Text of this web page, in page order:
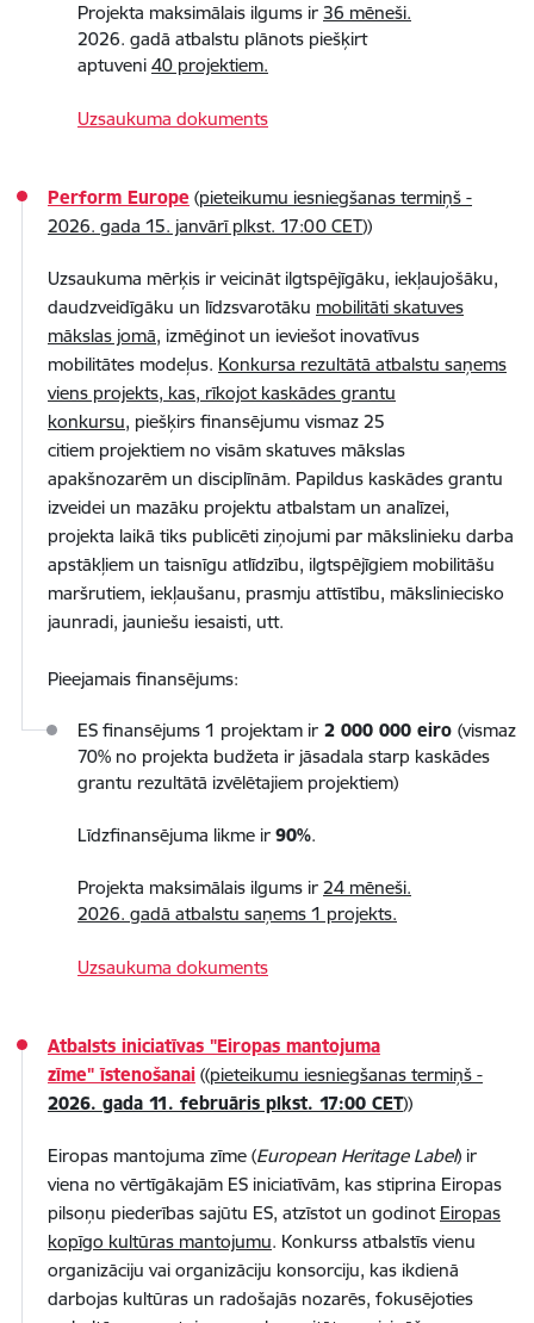
Projekta maksimālais ilgums ir 36 mēneši.
2026. gadā atbalstu plānots piešķirt
aptuveni 40 projektiem.
Uzsaukuma dokuments
Perform Europe (pieteikumu iesniegšanas termiņš -
2026. gada 15. janvārī plkst. 17:00 CET))
Uzsaukuma mērķis ir veicināt ilgtspējīgāku, iekļaujošāku,
daudzveidīgāku un līdzsvarotāku mobilitāti skatuves
mākslas jomā, izmēģinot un ieviešot inovatīvus
mobilitātes modeļus. Konkursa rezultātā atbalstu saņems
viens projekts, kas, rīkojot kaskādes grantu
konkursu, piešķirs finansējumu vismaz 25
citiem projektiem no visām skatuves mākslas
apakšnozarēm un disciplīnām. Papildus kaskādes grantu
izveidei un mazāku projektu atbalstam un analīzei,
projekta laikā tiks publicēti ziņojumi par mākslinieku darba
apstākļiem un taisnīgu atlīdzību, ilgtspējīgiem mobilitāšu
maršrutiem, iekļaušanu, prasmju attīstību, māksliniecisko
jaunradi, jauniešu iesaisti, utt.
Pieejamais finansējums:
ES finansējums 1 projektam ir 2 000 000 eiro (vismaz
70% no projekta budžeta ir jāsadala starp kaskādes
grantu rezultātā izvēlētajiem projektiem)
Līdzfinansējuma likme ir 90%.
Projekta maksimālais ilgums ir 24 mēneši.
2026. gadā atbalstu saņems 1 projekts.
Uzsaukuma dokuments
Atbalsts iniciatīvas "Eiropas mantojuma
zīme" īstenošanai ((pieteikumu iesniegšanas termiņš -
2026. gada 11. februāris plkst. 17:00 CET))
Eiropas mantojuma zīme (European Heritage Label) ir
viena no vērtīgākajām ES iniciatīvām, kas stiprina Eiropas
pilsoņu piederības sajūtu ES, atzīstot un godinot Eiropas
kopīgo kultūras mantojumu. Konkurss atbalstīs vienu
organizāciju vai organizāciju konsorciju, kas ikdienā
darbojas kultūras un radošajās nozarēs, fokusējoties